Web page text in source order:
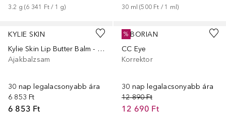
3.2 g (6 341 Ft / 1 g) 30 ml (500 Ft / 1 ml)
KYLIE SKIN
Kylie Skin Lip Butter Balm - Watermelon 811
Ajakbalzsam
30 nap legalacsonyabb ára
6 853 Ft
6 853 Ft
+3
ERBORIAN
CC Eye
Korrektor
30 nap legalacsonyabb ára
12 890 Ft
12 690 Ft
%